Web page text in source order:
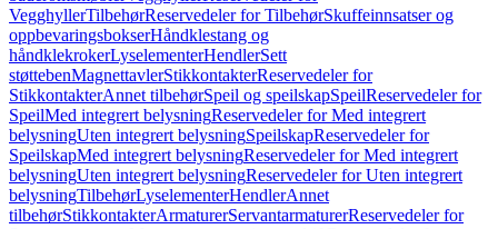
VegghyllerTilbehørReservedeler for TilbehørSkuffeinnsatser og
oppbevaringsbokserHåndklestang og
håndklekrokerLyselementerHendlerSett
støttebenMagnettavlerStikkontakterReservedeler for
StikkontakterAnnet tilbehørSpeil og speilskapSpeilReservedeler for
SpeilMed integrert belysningReservedeler for Med integrert
belysningUten integrert belysningSpeilskapReservedeler for
SpeilskapMed integrert belysningReservedeler for Med integrert
belysningUten integrert belysningReservedeler for Uten integrert
belysningTilbehørLyselementerHendlerAnnet
tilbehørStikkontakterArmaturerServantarmaturerReservedeler for